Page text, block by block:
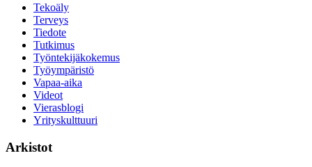
Tekoäly
Terveys
Tiedote
Tutkimus
Työntekijäkokemus
Työympäristö
Vapaa-aika
Videot
Vierasblogi
Yrityskulttuuri
Arkistot